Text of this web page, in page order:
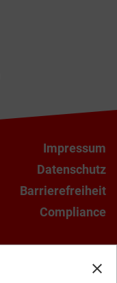
close
Impressum
Datenschutz
Barrierefreiheit
Compliance